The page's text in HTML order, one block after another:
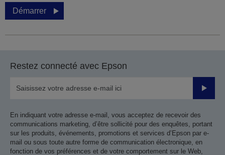
Démarrer
Restez connecté avec Epson
Valider
En indiquant votre adresse e-mail, vous acceptez de recevoir des
communications marketing, d’être sollicité pour des enquêtes, portant
sur les produits, événements, promotions et services d’Epson par e-
mail ou sous toute autre forme de communication électronique, en
fonction de vos préférences et de votre comportement sur le Web,